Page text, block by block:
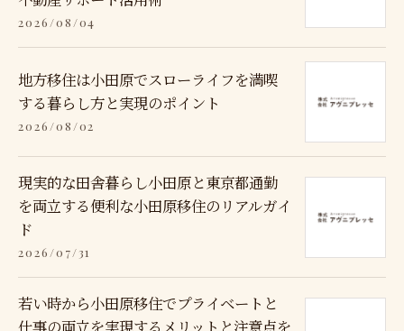
2026/08/04
地方移住は小田原でスローライフを満喫
する暮らし方と実現のポイント
2026/08/02
現実的な田舎暮らし小田原と東京都通勤
を両立する便利な小田原移住のリアルガイ
ド
2026/07/31
若い時から小田原移住でプライベートと
仕事の両立を実現するメリットと注意点を